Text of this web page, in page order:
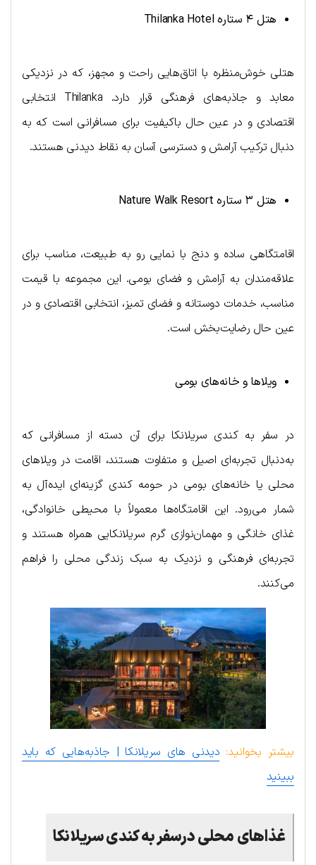
هتل ۴ ستاره Thilanka Hotel
هتلی خوش‌منظره با اتاق‌هایی راحت و مجهز، که در نزدیکی
معابد و جاذبه‌های فرهنگی قرار دارد. Thilanka انتخابی
اقتصادی و در عین حال باکیفیت برای مسافرانی است که به
دنبال ترکیب آرامش و دسترسی آسان به نقاط دیدنی هستند.
هتل ۳ ستاره Nature Walk Resort
اقامتگاهی ساده و دنج با نمایی رو به طبیعت، مناسب برای
علاقه‌مندان به آرامش و فضای بومی. این مجموعه با قیمت
مناسب، خدمات دوستانه و فضای تمیز، انتخابی اقتصادی و در
عین حال رضایت‌بخش است.
ویلاها و خانه‌های بومی
در سفر به کندی سریلانکا برای آن دسته از مسافرانی که
به‌دنبال تجربه‌ای اصیل و متفاوت هستند، اقامت در ویلاهای
محلی یا خانه‌های بومی در حومه کندی گزینه‌ای ایده‌آل به
شمار می‌رود. این اقامتگاه‌ها معمولاً با محیطی خانوادگی،
غذای خانگی و مهمان‌نوازی گرم سریلانکایی همراه هستند و
تجربه‌ای فرهنگی و نزدیک به سبک زندگی محلی را فراهم
می‌کنند.
بیشتر بخوانید: دیدنی های سریلانکا | جاذبه‌هایی که باید
ببینید
غذاهایمحلیدرسفر بهکندی سریلانکا